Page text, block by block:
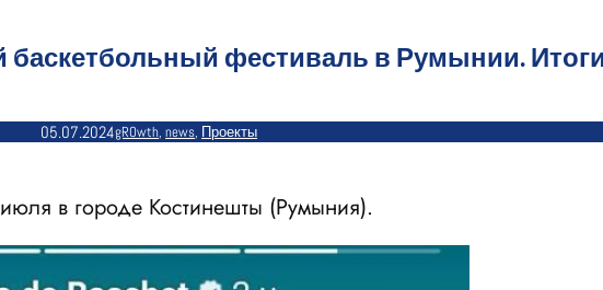
баскетбольный фестиваль в Румынии.
05.07.2024gROwth, news, Проекты
в городе Костинешты (Румыния).